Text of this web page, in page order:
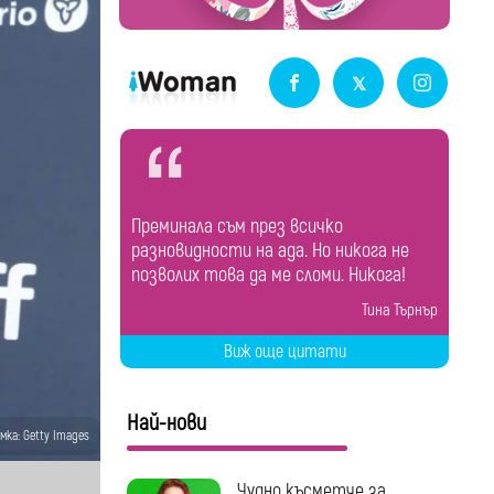
Getty Images
Преминала съм през всичко
разновидности на ада. Но никога не
позволих това да ме сломи. Никога!
Тина Търнър
Виж още цитати
Най-нови